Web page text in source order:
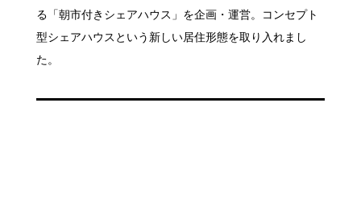
る「朝市付きシェアハウス」を企画・運営。コンセプト
型シェアハウスという新しい居住形態を取り入れまし
た。